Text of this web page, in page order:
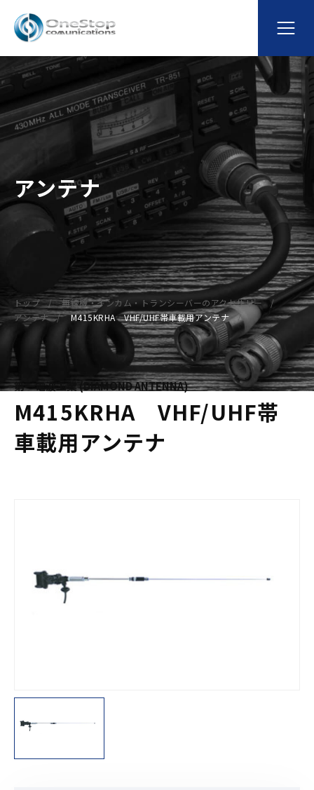
アンテナ
トップ
無線機・インカム・トランシーバーのアクセサリー
アンテナ
M415KRHA VHF/UHF帯車載用アンテナ
第一電波工業 (DIAMOND ANTENNA)
M415KRHA VHF/UHF帯
車載用アンテナ